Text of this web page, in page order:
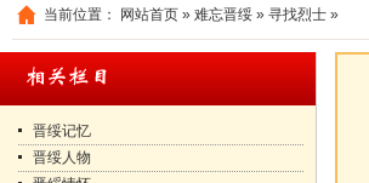
当前位置： 网站首页 » 难忘晋绥 » 寻找烈士 »
晋绥记忆
晋绥人物